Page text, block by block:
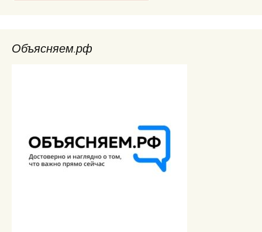
Объясняем.рф